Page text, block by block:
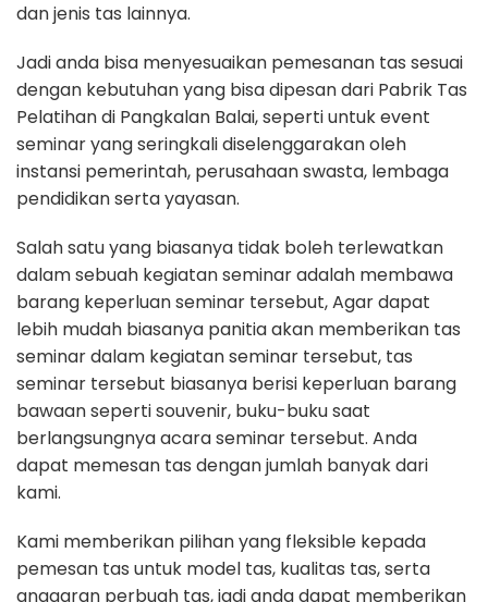
dan jenis tas lainnya.
Jadi anda bisa menyesuaikan pemesanan tas sesuai
dengan kebutuhan yang bisa dipesan dari Pabrik Tas
Pelatihan di Pangkalan Balai, seperti untuk event
seminar yang seringkali diselenggarakan oleh
instansi pemerintah, perusahaan swasta, lembaga
pendidikan serta yayasan.
Salah satu yang biasanya tidak boleh terlewatkan
dalam sebuah kegiatan seminar adalah membawa
barang keperluan seminar tersebut, Agar dapat
lebih mudah biasanya panitia akan memberikan tas
seminar dalam kegiatan seminar tersebut, tas
seminar tersebut biasanya berisi keperluan barang
bawaan seperti souvenir, buku-buku saat
berlangsungnya acara seminar tersebut. Anda
dapat memesan tas dengan jumlah banyak dari
kami.
Kami memberikan pilihan yang fleksible kepada
pemesan tas untuk model tas, kualitas tas, serta
anggaran perbuah tas, jadi anda dapat memberikan